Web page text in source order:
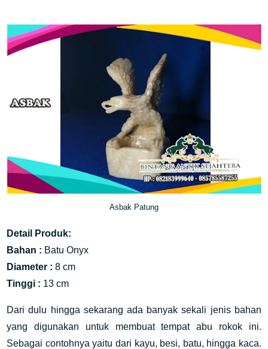
Asbak Patung
Detail Produk:
Bahan : Batu Onyx
Diameter :8 cm
Tinggi : 13 cm
Dari dulu hingga sekarang ada banyak sekali jenis bahan
yang digunakan untuk membuat tempat abu rokok ini.
Sebagai contohnya yaitu dari kayu, besi, batu, hingga kaca.